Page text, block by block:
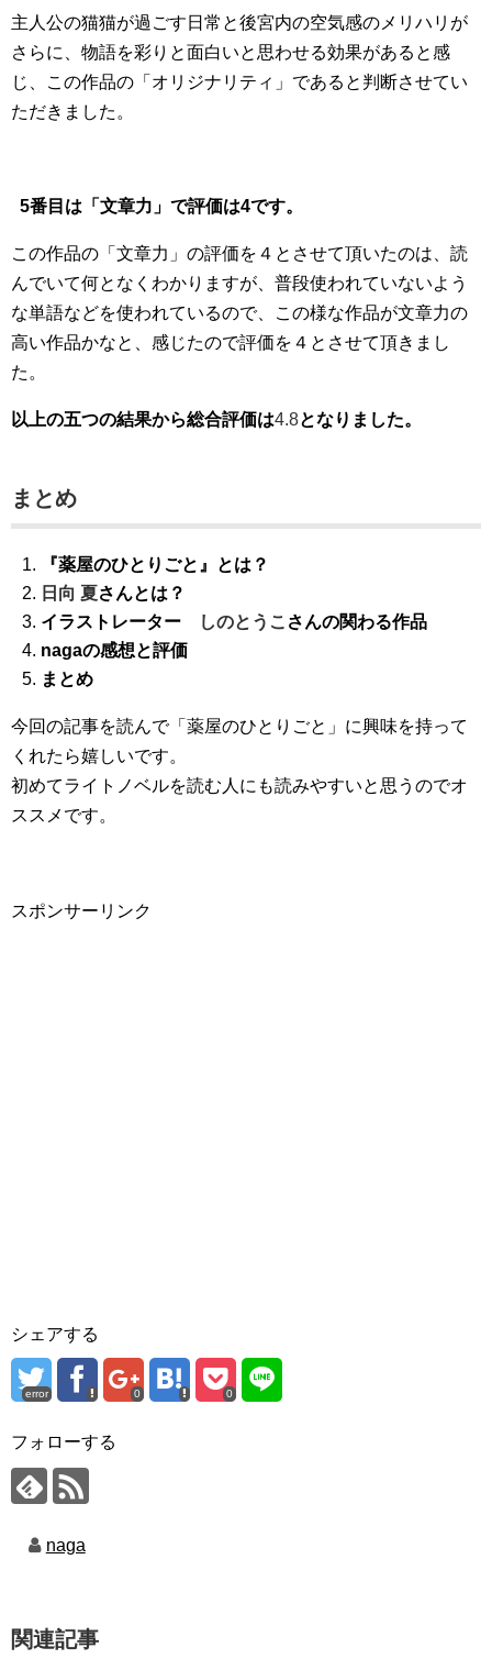
主人公の猫猫が過ごす日常と後宮内の空気感のメリハリが
さらに、物語を彩りと面白いと思わせる効果があると感
じ、この作品の「オリジナリティ」であると判断させてい
ただきました。
5番目は「文章力」で評価は4です。
この作品の「文章力」の評価を４とさせて頂いたのは、読
んでいて何となくわかりますが、普段使われていないよう
な単語などを使われているので、この様な作品が文章力の
高い作品かなと、感じたので評価を４とさせて頂きまし
た。
以上の五つの結果から総合評価は4.8となりました。
まとめ
『薬屋のひとりごと』とは？
日向 夏さんとは？
イラストレーター
しのとうこ さんの関わる作品
nagaの感想と評価
まとめ
今回の記事を読んで「薬屋のひとりごと」に興味を持って
くれたら嬉しいです。
初めてライトノベルを読む人にも読みやすいと思うのでオ
ススメです。
スポンサーリンク
シェアする
error 0 0
フォローする
naga
関連記事